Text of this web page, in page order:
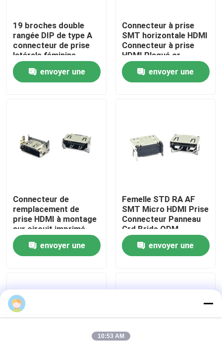
Accueil
Produits
Connecteur de prise USB
Connecteurs USB de type C
Prise micro-HDMI
Prise de connecteur femelle RJ45
19 broches double
rangée DIP de type A
connecteur de prise
latérale féminine
Connecteur
compatible HDMI
envoyer une
Connecteur à prise
SMT horizontale HDMI
Connecteur à prise
HDMI Plaqué or
Femme de type A
envoyer une
Connecteur de
remplacement de
prise HDMI à montage
sur circuit imprimé
Connecteur HDMI PS5
envoyer une
Femelle STD RA AF
SMT Micro HDMI Prise
Connecteur Panneau
Grd Bride ODM
envoyer une
10:53 AM